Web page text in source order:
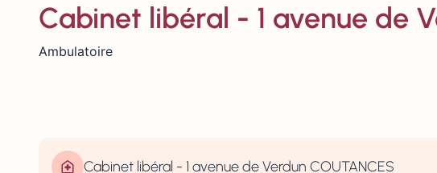
Cabinet libéral - 1 avenue de
Ambulatoire
Cabinet libéral - 1 avenue de Verdun COUTANCES